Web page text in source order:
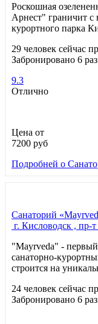
Роскошная
Арнест" граничит
курортного парка
29 человек сейчас
Забронировано 6
9.3
Отлично
Цена от
7200 руб
Подробней о
Санаторий
г. Кисловодск , пр-
"Mayrveda" -
санаторно-
строится на
24 человек сейчас
Забронировано 6